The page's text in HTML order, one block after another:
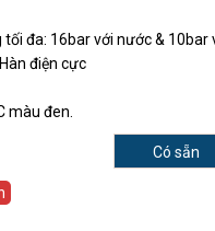
đa: 16bar với nước & 10bar
điện cực
màu đen.
Có sẵn